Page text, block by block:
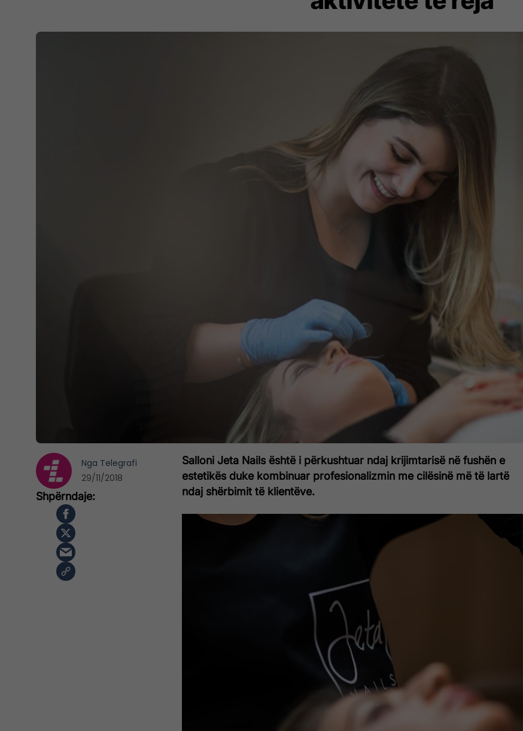
Salloni Jeta Nails është i përkushtuar ndaj krijimtarisë në fushën e
estetikës duke kombinuar profesionalizmin me cilësinë më të lartë
ndaj shërbimit të klientëve.
Nga Telegrafi
29/11/2018